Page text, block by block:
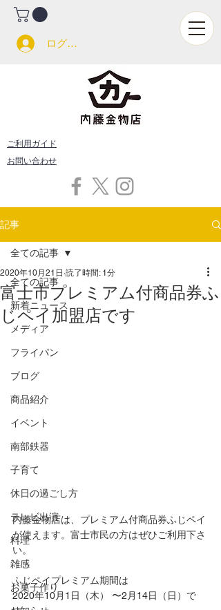
ログイン
ご利用ガイド
お問い合わせ
記事
全ての記事
新着ニュース
メディア
フライパン
ブログ
商品紹介
イベント
南部鉄器
子育て
休日の過ごし方
テレビ出演
料理
雑感
お菓子作り
全ての記事
富士市プレミアム付商品券ふ
じペイ加盟店です
2020年10月21日 読了時間: 1分
内藤金物店は、プレミアム付商品券ふじペイ
が使えます。富士市民の方はぜひご利用下さ
い。
ふじペイプレミアム期間は
2020年10月1日（木） 〜2月14日（日）で